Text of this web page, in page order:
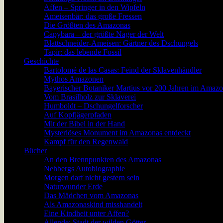
Affen – Springer in den Wipfeln
Ameisenbär: das große Fressen
Die Größten des Amazonas
Capybara – der größte Nager der Welt
Blattschneider-Ameisen: Gärtner des Dschungels
Tapir: das lebende Fossil
Geschichte
Bartolomé de las Casas: Feind der Sklavenhändler
Mythos Amazonen
Bayerischer Botaniker Martius vor 200 Jahren im
Vom Brasilholz zur Sklaverei
Humboldt – Dschungelforscher
Auf Kopfjägerpfaden
Mit der Bibel in der Hand
Mysteriöses Monument im Amazonas entdeckt
Kampf für den Regenwald
Bücher
An den Brennpunkten des Amazonas
Nehbergs Autobiographie
Morgen darf nicht gestern sein
Naturwunder Erde
Das Mädchen vom Amazonas
Als Amazonaskind misshandelt
Eine Kindheit unter Affen?